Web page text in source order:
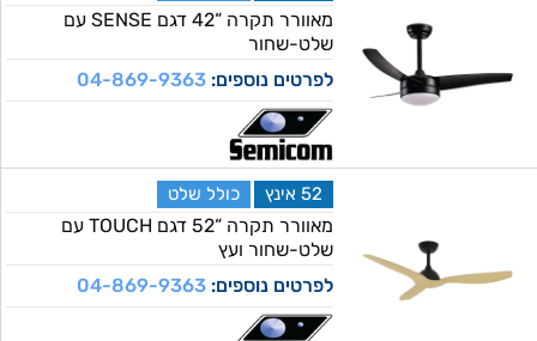
מאוורר תקרה “42 דגם SENSE עם
שלט-שחור
לפרטים נוספים:04-869-9363
52 אינץ כולל שלט
מאוורר תקרה “52 דגם TOUCH עם
שלט-שחור ועץ
לפרטים נוספים:04-869-9363